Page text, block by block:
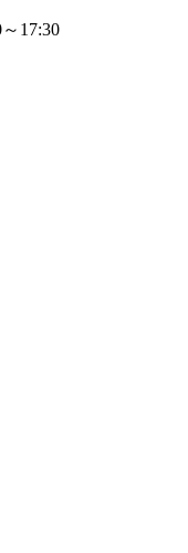
17:30